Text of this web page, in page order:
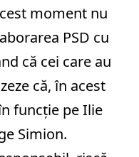
moment nu
PSD cu
că cei care au
că, în acest
funcţie pe Ilie
Simion.